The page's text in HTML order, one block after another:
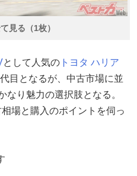
見る（1枚）
として人気の トヨタ ハリア
目となるが、中古市場に並
なり魅力の選択肢となる。
場と購入のポイントを伺っ